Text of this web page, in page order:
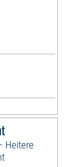
Heitere